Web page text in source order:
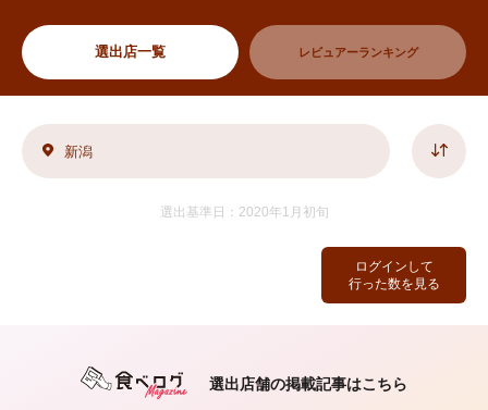
選出店一覧 レビュアーランキング
ログインして
行った数を見る
新潟
選出基準日：2020年1月初旬
選出店舗の掲載記事はこちら